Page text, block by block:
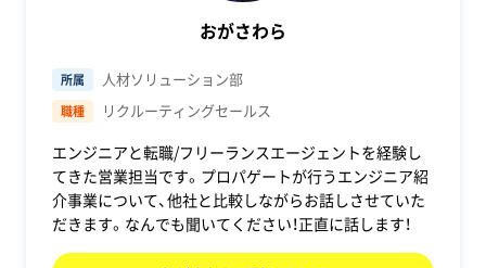
おがさわら
所属 人材ソリューション部
職種 リクルーティングセールス
エンジニアと転職/フリーランスエージェントを経験し
てきた営業担当です。プロパゲートが行うエンジニア紹
介事業について、他社と比較しながらお話しさせていた
だきます。なんでも聞いてください！正直に話します！